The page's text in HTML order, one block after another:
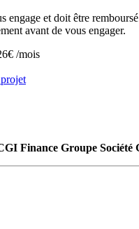
engage et doit être
avant de vous engager.
/mois
Finance Groupe Société